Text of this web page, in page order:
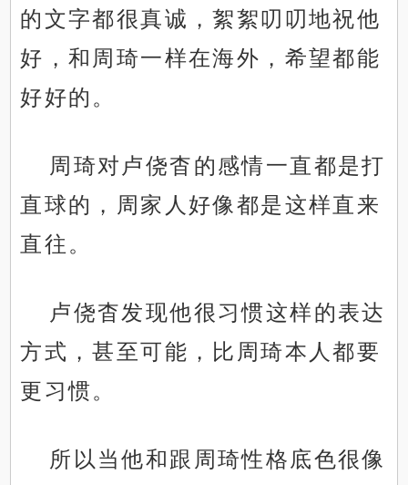
的文字都很真诚，絮絮叨叨地祝他
好，和周琦一样在海外，希望都能
好好的。
周琦对卢侥杳的感情一直都是打
直球的，周家人好像都是这样直来
直往。
卢侥杳发现他很习惯这样的表达
方式，甚至可能，比周琦本人都要
更习惯。
所以当他和跟周琦性格底色很像